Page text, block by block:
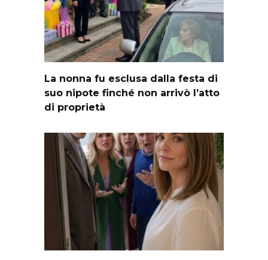
La nonna fu esclusa dalla festa di
suo nipote finché non arrivò l’atto
di proprietà